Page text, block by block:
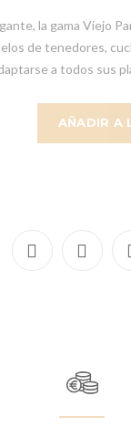
la gama Viejo
de tenedores,
a todos sus
AÑADIR A